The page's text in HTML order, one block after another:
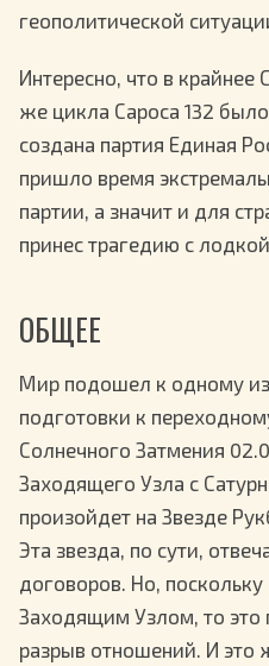
геополитической
Интересно, что в крайнее
же цикла Сароса 132
создана партия Единая
пришло время
партии, а значит и для
принес трагедию с
ОБЩЕЕ
Мир подошел к одному
подготовки к
Солнечного Затмения
Заходящего Узла с
произойдет на Звезде
Эта звезда, по сути,
договоров. Но, поскольку
Заходящим Узлом, то
разрыв отношений. И это